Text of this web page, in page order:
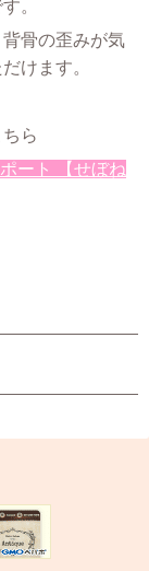
。
背骨の歪みが気
けます。
ら
ート 【せぼね